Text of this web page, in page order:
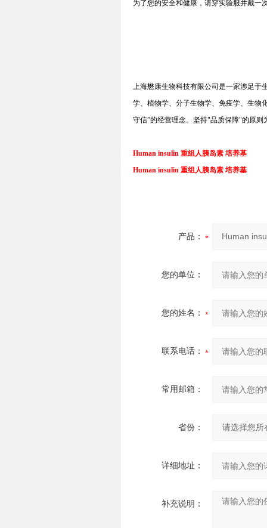
为了您的安全和健康，请穿实验服并戴一
上海懋康生物科技有限公司是一家涉足于
学、植物学、分子生物学、免疫学、生物
守信”的经营理念。坚持"品质保障"的原则
Human insulin 重组人胰岛素 培养基
Human insulin 重组人胰岛素 培养基
产品：
您的单位：
您的姓名：
联系电话：
常用邮箱：
省份：
详细地址：
补充说明：